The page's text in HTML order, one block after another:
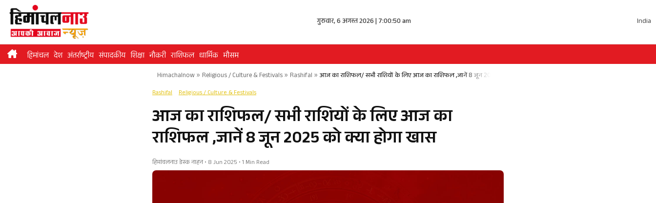
Skip
content
गुरुवार, 6 अगस्त 2026 | 7:00:51 am India
हिमांचल देश अंतर्राष्ट्रीय संपादकीय शिक्षा नौकरी राशिफल धार्मिक मौसम
Himachalnow» Religious / Culture & Festivals» Rashifal » आज का राशिफल/ सभी राशियों के लिए आज का राशिफल ,जानें 8 जून 2025 को क्या होगा खास
Rashifal Religious / Culture & Festivals
आज का राशिफल/ सभी राशियों के लिए आज का
राशिफल ,जानें 8 जून 2025 को क्या होगा खास
हिमांचलनाउ डेस्क नाहन • 8 Jun 2025 • 1 Min Read